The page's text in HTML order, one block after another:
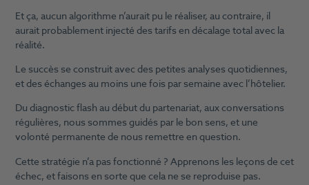
Et ça, aucun algorithme n’aurait pu le réaliser, au contraire, il
aurait probablement injecté des tarifs en décalage total avec la
réalité.
Le succès se construit avec des petites analyses quotidiennes,
et des échanges au moins une fois par semaine avec l’hôtelier.
Du diagnostic flash au début du partenariat, aux conversations
régulières, nous sommes guidés par le bon sens, et une
volonté permanente de nous remettre en question.
Cette stratégie n’a pas fonctionné ? Apprenons les leçons de cet
échec, et faisons en sorte que cela ne se reproduise pas.